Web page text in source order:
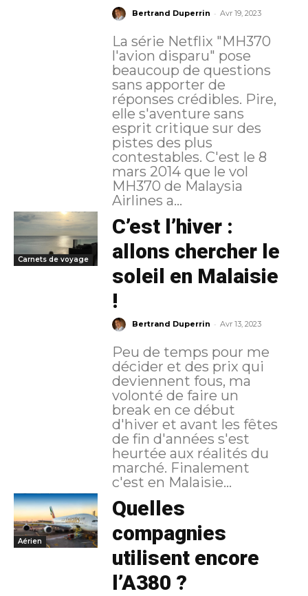
Bertrand Duperrin - Avr 19, 2023
La série Netflix "MH370
l'avion disparu" pose
beaucoup de questions
sans apporter de
réponses crédibles. Pire,
elle s'aventure sans
esprit critique sur des
pistes des plus
contestables. C'est le 8
mars 2014 que le vol
MH370 de Malaysia
Airlines a...
Carnets de voyage
C’est l’hiver :
allons chercher le
soleil en Malaisie
!
Bertrand Duperrin - Avr 13, 2023
Peu de temps pour me
décider et des prix qui
deviennent fous, ma
volonté de faire un
break en ce début
d'hiver et avant les fêtes
de fin d'années s'est
heurtée aux réalités du
marché. Finalement
c'est en Malaisie...
Aérien
Quelles
compagnies
utilisent encore
l’A380 ?